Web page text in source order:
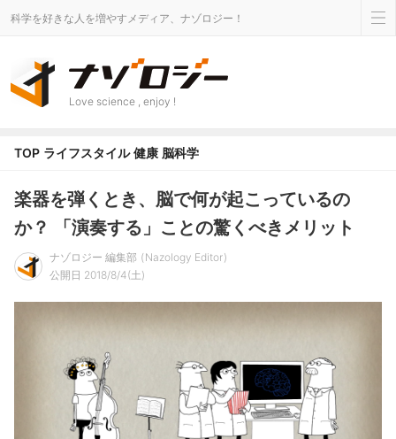
科学を好きな人を増やすメディア、ナゾロジー！
Love science , enjoy !
TOP ライフスタイル 健康 脳科学
楽器を弾くとき、脳で何が起こっているの
か？ 「演奏する」ことの驚くべきメリット
ナゾロジー 編集部
Nazology Editor
公開日 2018/8/4(土)